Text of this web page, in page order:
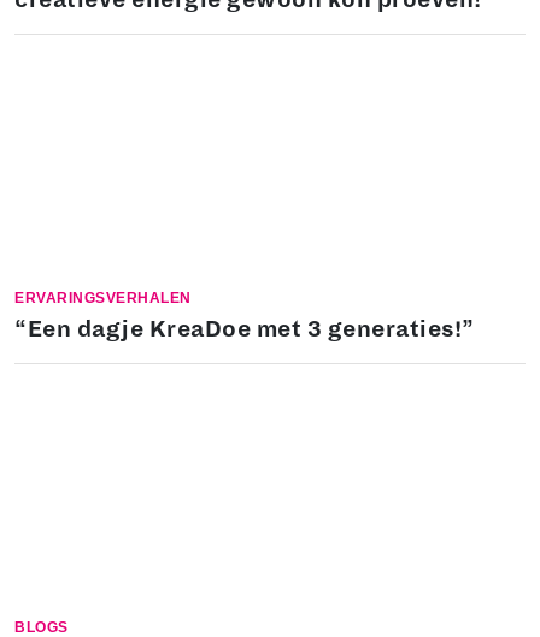
ERVARINGSVERHALEN
“Een dagje KreaDoe met 3 generaties!”
BLOGS